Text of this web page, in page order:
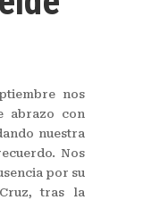
nos
abrazo con
nuestra
Nos
por su
tras la